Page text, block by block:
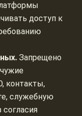
доступ к
Запрещено
контакты,
служебную